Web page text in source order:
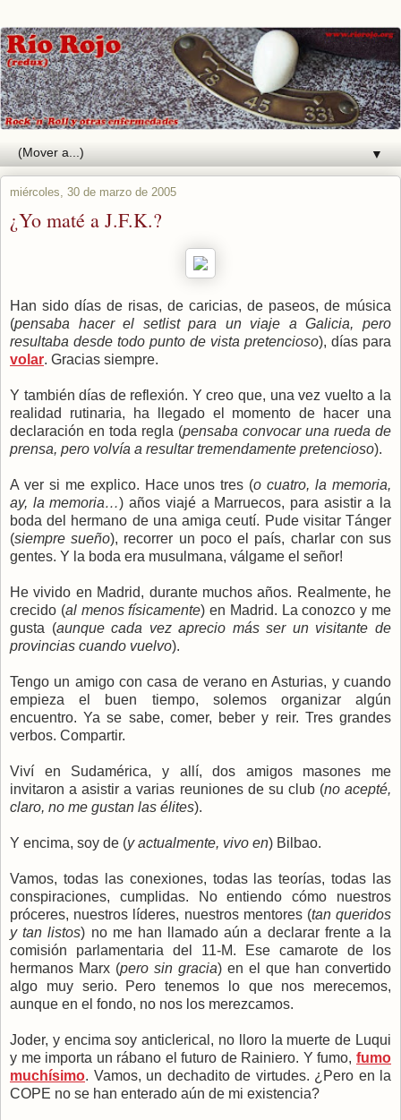
▼
miércoles, 30 de marzo de 2005
¿Yo maté a J.F.K.?
Han sido días de risas, de caricias, de paseos, de música
(pensaba hacer el setlist para un viaje a Galicia, pero
resultaba desde todo punto de vista pretencioso), días para
volar. Gracias siempre.
Y también días de reflexión. Y creo que, una vez vuelto a la
realidad rutinaria, ha llegado el momento de hacer una
declaración en toda regla (pensaba convocar una rueda de
prensa, pero volvía a resultar tremendamente pretencioso).
A ver si me explico. Hace unos tres (o cuatro, la memoria,
ay, la memoria…) años viajé a Marruecos, para asistir a la
boda del hermano de una amiga ceutí. Pude visitar Tánger
(siempre sueño), recorrer un poco el país, charlar con sus
gentes. Y la boda era musulmana, válgame el señor!
He vivido en Madrid, durante muchos años. Realmente, he
crecido (al menos físicamente) en Madrid. La conozco y me
gusta (aunque cada vez aprecio más ser un visitante de
provincias cuando vuelvo).
Tengo un amigo con casa de verano en Asturias, y cuando
empieza el buen tiempo, solemos organizar algún
encuentro. Ya se sabe, comer, beber y reir. Tres grandes
verbos. Compartir.
Viví en Sudamérica, y allí, dos amigos masones me
invitaron a asistir a varias reuniones de su club (no acepté,
claro, no me gustan las élites).
Y encima, soy de (y actualmente, vivo en) Bilbao.
Vamos, todas las conexiones, todas las teorías, todas las
conspiraciones, cumplidas. No entiendo cómo nuestros
próceres, nuestros líderes, nuestros mentores (tan queridos
y tan listos) no me han llamado aún a declarar frente a la
comisión parlamentaria del 11-M. Ese camarote de los
hermanos Marx (pero sin gracia) en el que han convertido
algo muy serio. Pero tenemos lo que nos merecemos,
aunque en el fondo, no nos los merezcamos.
Joder, y encima soy anticlerical, no lloro la muerte de Luqui
y me importa un rábano el futuro de Rainiero. Y fumo, fumo
muchísimo. Vamos, un dechadito de virtudes. ¿Pero en la
COPE no se han enterado aún de mi existencia?